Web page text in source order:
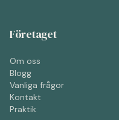
Företaget
Om oss
Blogg
Vanliga frågor
Kontakt
Praktik